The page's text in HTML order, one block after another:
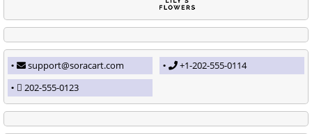
support@soracart.com
+1-202-555-0114
202-555-0123